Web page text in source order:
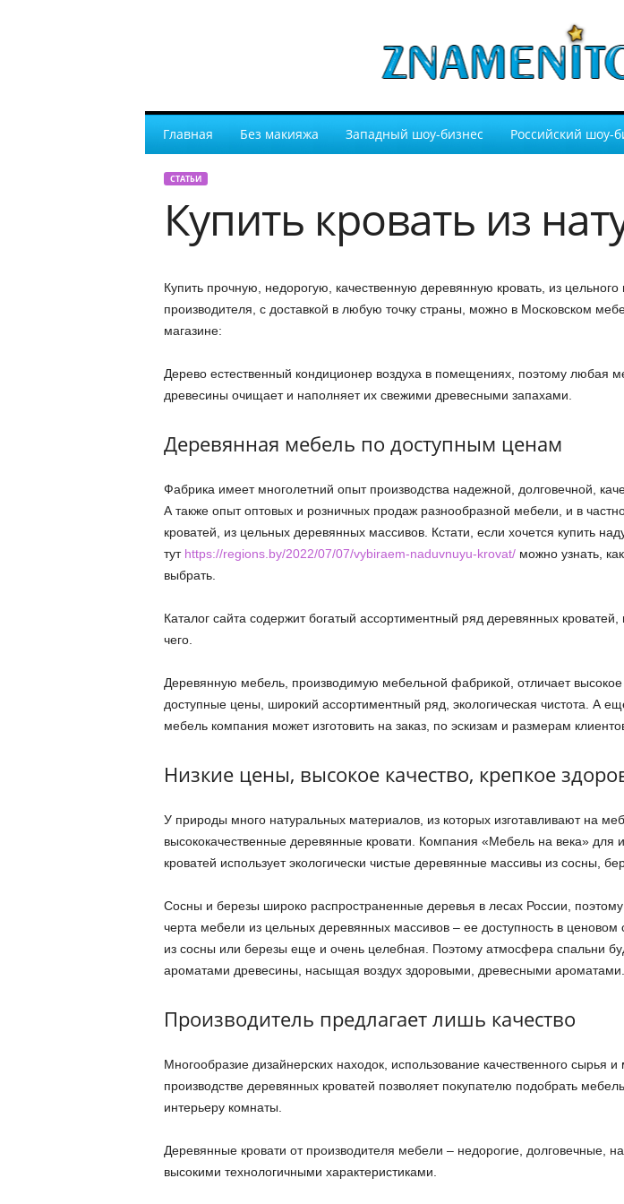
Главная Без макияжа Западный шоу-бизнес Российский шоу-
СТАТЬИ
Купить кровать из
Купить прочную, недорогую, качественную деревянную кровать, из
производителя, с доставкой в любую точку страны, можно в Московском
магазине:
Дерево естественный кондиционер воздуха в помещениях, поэтому любая
древесины очищает и наполняет их свежими древесными запахами.
Деревянная мебель по доступным ценам
Фабрика имеет многолетний опыт производства надежной, долговечной,
А также опыт оптовых и розничных продаж разнообразной мебели, и в
кроватей, из цельных деревянных массивов. Кстати, если хочется купить
тут https://regions.by/2022/07/07/vybiraem-naduvnuyu-krovat/можно узнать,
выбрать.
Каталог сайта содержит богатый ассортиментный ряд деревянных кроватей,
чего.
Деревянную мебель, производимую мебельной фабрикой, отличает высокое
доступные цены, широкий ассортиментный ряд, экологическая чистота. А
мебель компания может изготовить на заказ, по эскизам и размерам
Низкие цены, высокое качество, крепкое
У природы много натуральных материалов, из которых изготавливают на
высококачественные деревянные кровати. Компания «Мебель на века» для
кроватей использует экологически чистые деревянные массивы из сосны,
Сосны и березы широко распространенные деревья в лесах России, поэтому
черта мебели из цельных деревянных массивов – ее доступность в ценовом
из сосны или березы еще и очень целебная. Поэтому атмосфера спальни
ароматами древесины, насыщая воздух здоровыми, древесными ароматами.
Производитель предлагает лишь качество
Многообразие дизайнерских находок, использование качественного сырья
производстве деревянных кроватей позволяет покупателю подобрать
интерьеру комнаты.
Деревянные кровати от производителя мебели – недорогие, долговечные,
высокими технологичными характеристиками.